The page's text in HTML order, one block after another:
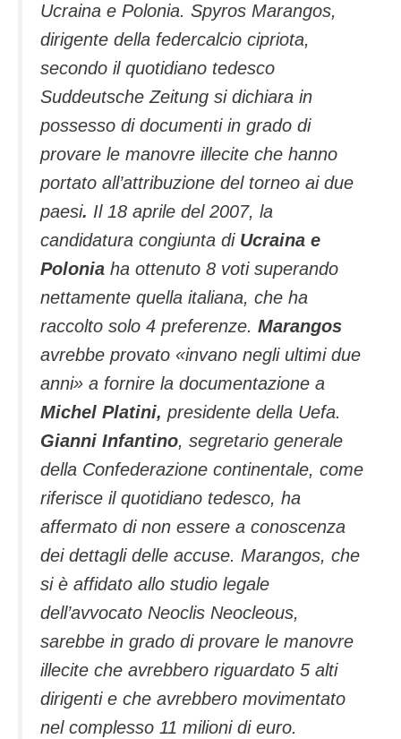
Ucraina e Polonia. Spyros Marangos,
dirigente della federcalcio cipriota,
secondo il quotidiano tedesco
Suddeutsche Zeitung si dichiara in
possesso di documenti in grado di
provare le manovre illecite che hanno
portato all’attribuzione del torneo ai due
paesi. Il 18 aprile del 2007, la
candidatura congiunta di Ucraina e
Polonia ha ottenuto 8 voti superando
nettamente quella italiana, che ha
raccolto solo 4 preferenze. Marangos
avrebbe provato «invano negli ultimi due
anni» a fornire la documentazione a
Michel Platini, presidente della Uefa.
Gianni Infantino, segretario generale
della Confederazione continentale, come
riferisce il quotidiano tedesco, ha
affermato di non essere a conoscenza
dei dettagli delle accuse. Marangos, che
si è affidato allo studio legale
dell’avvocato Neoclis Neocleous,
sarebbe in grado di provare le manovre
illecite che avrebbero riguardato 5 alti
dirigenti e che avrebbero movimentato
nel complesso 11 milioni di euro.